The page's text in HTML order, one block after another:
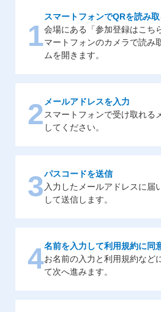
1
スマートフォンでQRを読み取
会場にある「参加登録はこち
マートフォンのカメラで読み
ムを開きます。
2 メールアドレスを入力
スマートフォンで受け取れる
してください。
3パスコードを送信
入力したメールアドレスに届
して送信します。
4名前を入力して利用規約に同
お名前の入力と利用規約など
て次へ進みます。